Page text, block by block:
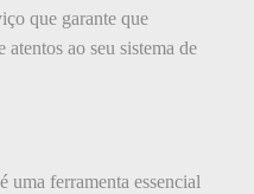
que garante que
atentos ao seu sistema de
uma ferramenta essencial